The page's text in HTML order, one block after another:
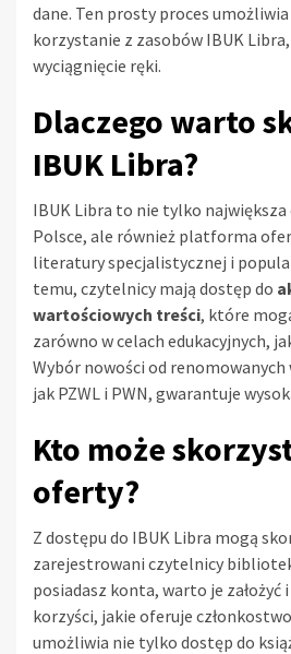
dane. Ten prosty proces
korzystanie z zasobów IBUK
wyciągnięcie ręki.
Dlaczego warto
IBUK Libra?
IBUK Libra to nie tylko
Polsce, ale również platforma
literatury specjalistycznej i
temu, czytelnicy mają dostęp do
wartościowych treści, które
zarówno w celach edukacyjnych,
Wybór nowości od
jak PZWL i PWN, gwarantuje
Kto może
oferty?
Z dostępu do IBUK Libra mogą
zarejestrowani czytelnicy
posiadasz konta, warto je założyć
korzyści, jakie oferuje
umożliwia nie tylko dostęp do